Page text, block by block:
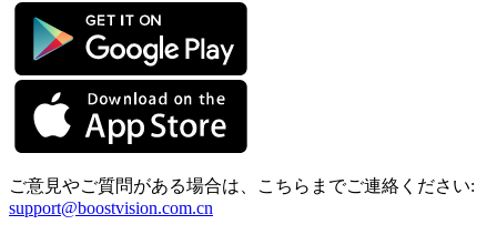
ご意見やご質問がある場合は、こちらまでご連絡ください:
support@boostvision.com.cn